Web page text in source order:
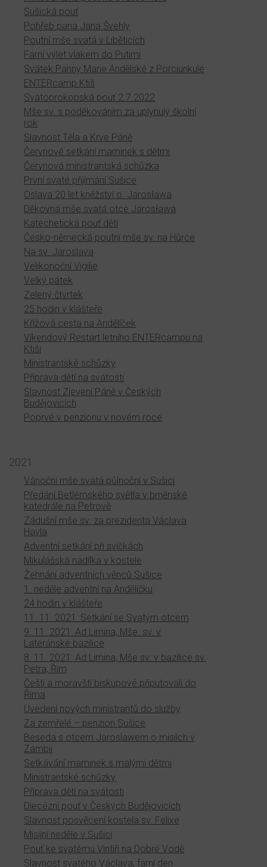
Sušická pouť
Pohřeb pana Jana Švehly
Poutní mše svatá v Liběticích
Farní výlet vlakem do Putimi
Svátek Panny Marie Andělské z Porciunkule
ENTERcamp Ktiš
Svatoprokopská pouť 2.7.2022
Mše sv. s poděkováním za uplynulý školní
rok
Slavnost Těla a Krve Páně
Červnové setkání maminek s dětmi
Červnová ministrantská schůzka
První svaté přijímání Sušice
Oslava 20 let kněžství o. Jarosława
Děkovná mše svatá otce Jarosława
Katechetická pouť dětí
Česko-německá poutní mše sv. na Hůrce
Na sv. Jaroslava
Velikonoční Vigilie
Velký pátek
Zelený čtvrtek
25 hodin v klášteře
Křížová cesta na Andělíček
Víkendový Restart letního ENTERcampu na
Ktiši
Ministrantské schůzky
Příprava dětí na svátosti
Slavnost Zjevení Páně v Českých
Budějovicích
Poprvé v penzionu v novém roce
2021
Vánoční mše svatá půlnoční v Sušici
Předání Betlémského světla v brněnské
katedrále na Petrově
Zádušní mše sv. za prezidenta Václava
Havla
Adventní setkání při svíčkách
Mikulášská nadílka v kostele
Žehnání adventních věnců Sušice
1. neděle adventní na Andělíčku
24 hodin v klášteře
11. 11. 2021: Setkání se Svatým otcem
9. 11. 2021: Ad Limina, Mše. sv. v
Lateránské bazilice
8. 11. 2021: Ad Limina, Mše sv. v bazilice sv.
Petra, Řím
Čeští a moravští biskupové připutovali do
Říma
Uvedení nových ministrantů do služby
Za zemřelé – penzion Sušice
Beseda s otcem Jaroslawem o misiích v
Zambii
Setkávání maminek s malými dětmi
Ministrantské schůzky
Příprava dětí na svátosti
Diecézní pouť v Českých Budějovicích
Slavnost posvěcení kostela sv. Felixe
Misijní neděle v Sušici
Pouť ke svatému Vintíři na Dobré Vodě
Slavnost svatého Václava, farní den